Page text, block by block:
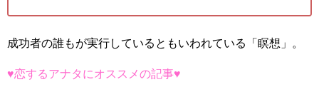
成功者の誰もが実行しているともいわれている「瞑想」。
♥恋するアナタにオススメの記事♥